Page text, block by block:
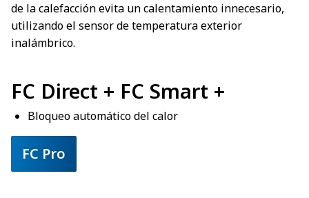
de la calefacción evita un calentamiento innecesario,
utilizando el sensor de temperatura exterior
inalámbrico.
FC Direct + FC Smart +
Bloqueo automático del calor
FC Pro